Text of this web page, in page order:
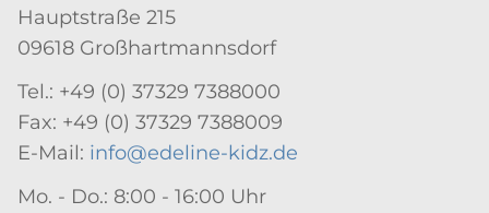
Hauptstraße 215
09618 Großhartmannsdorf
Tel.: +49 (0) 37329 7388000
Fax: +49 (0) 37329 7388009
E-Mail: info@edeline-kidz.de
Mo. - Do.: 8:00 - 16:00 Uhr